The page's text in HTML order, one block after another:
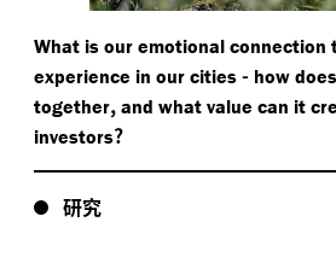
What is our emotional connection
experience in our cities - how
together, and what value can it
investors?
研究